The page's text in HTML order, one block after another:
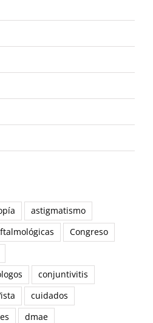
astigmatismo
Congreso
conjuntivitis
cuidados
dmae